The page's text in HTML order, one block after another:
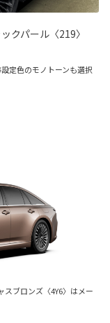
クパール〈219〉
定色のモノトーンも選択
ブロンズ〈4Y6〉はメー